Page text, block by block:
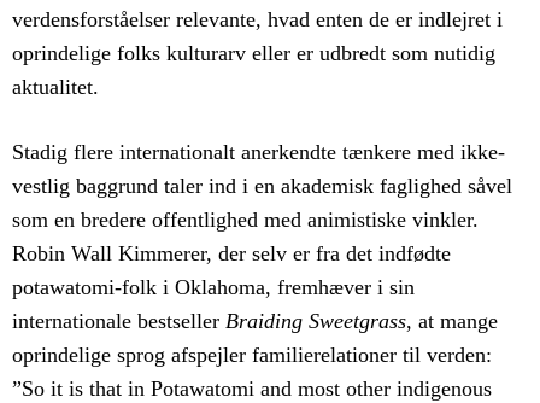
verdensforståelser relevante, hvad enten de er indlejret i
oprindelige folks kulturarv eller er udbredt som nutidig
aktualitet.
Stadig flere internationalt anerkendte tænkere med ikke-
vestlig baggrund taler ind i en akademisk faglighed såvel
som en bredere offentlighed med animistiske vinkler.
Robin Wall Kimmerer, der selv er fra det indfødte
potawatomi-folk i Oklahoma, fremhæver i sin
internationale bestseller Braiding Sweetgrass, at mange
oprindelige sprog afspejler familierelationer til verden:
”So it is that in Potawatomi and most other indigenous